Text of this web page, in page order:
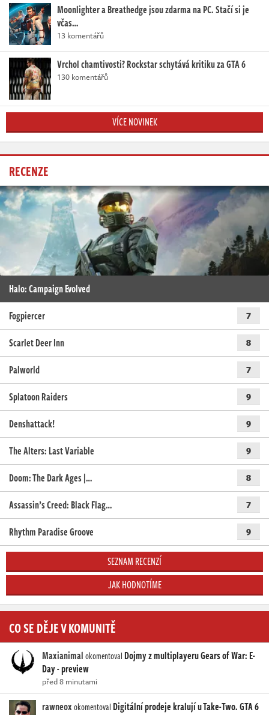
Moonlighter a Breathedge jsou zdarma na PC. Stačí si je
včas…
13 komentářů
Vrchol chamtivosti? Rockstar schytává kritiku za GTA 6
130 komentářů
VÍCE NOVINEK
RECENZE
Halo: Campaign Evolved
Fogpiercer
7
Scarlet Deer Inn 8
Palworld 7
Splatoon Raiders 9
Denshattack! 9
The Alters: Last Variable 9
Doom: The Dark Ages |… 8
Assassin’s Creed: Black Flag… 7
Rhythm Paradise Groove 9
SEZNAM RECENZÍ
JAK HODNOTÍME
CO SE DĚJE V KOMUNITĚ
Maxianimalokomentoval Dojmy z multiplayeru Gears of War: E-
Day - preview
před 8 minutami
rawneoxokomentoval Digitální prodeje kralují u Take-Two. GTA 6